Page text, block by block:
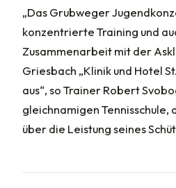
„Das Grubweger
konzentrierte Training und
Zusammenarbeit mit der
Griesbach „Klinik und Hotel
aus“, so Trainer Robert
gleichnamigen Tennisschule,
über die Leistung seines